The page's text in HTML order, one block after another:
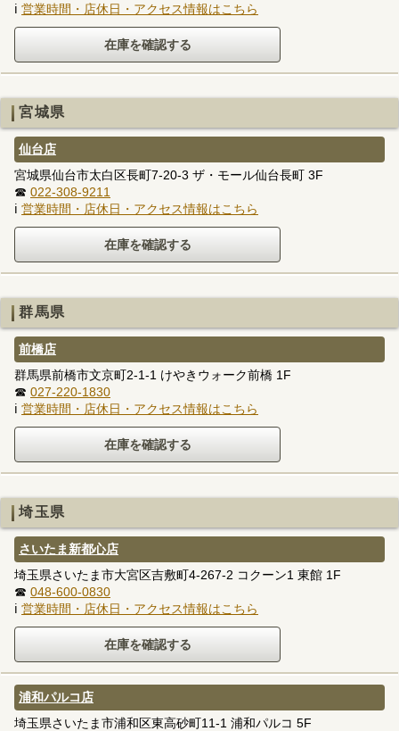
ℹ 営業時間・店休日・アクセス情報はこちら
宮城県
仙台店
宮城県仙台市太白区長町7-20-3 ザ・モール仙台長町 3F
☎ 022-308-9211
ℹ 営業時間・店休日・アクセス情報はこちら
群馬県
前橋店
群馬県前橋市文京町2-1-1 けやきウォーク前橋 1F
☎ 027-220-1830
ℹ 営業時間・店休日・アクセス情報はこちら
埼玉県
さいたま新都心店
埼玉県さいたま市大宮区吉敷町4-267-2 コクーン1 東館 1F
☎ 048-600-0830
ℹ 営業時間・店休日・アクセス情報はこちら
浦和パルコ店
埼玉県さいたま市浦和区東高砂町11-1 浦和パルコ 5F